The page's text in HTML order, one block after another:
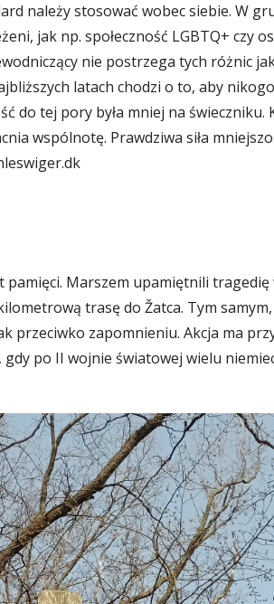
Zdenek.paclik/Wikimedia Commons
należy stosować wobec siebie. W
jak np. społeczność LGBTQ+ czy
nie postrzega tych różnic
latach chodzi o to, aby
do tej pory była mniej na
wspólnotę. Prawdziwa siła
pamięci. Marszem upamiętnili
trasę do Žatca. Tym
przeciwko zapomnieniu. Akcja ma
po II wojnie światowej wielu